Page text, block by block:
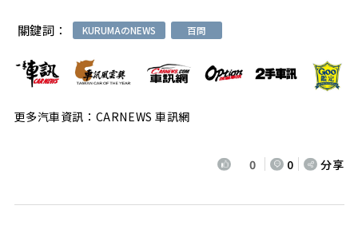
關鍵詞： KURUMAのNEWS 百問
更多汽車資訊：CARNEWS 車訊網
0 0 分享